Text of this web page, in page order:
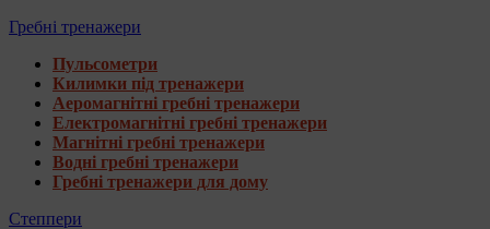
Гребні тренажери
Пульсометри
Килимки під тренажери
Аеромагнітні гребні тренажери
Електромагнітні гребні тренажери
Магнітні гребні тренажери
Водні гребні тренажери
Гребні тренажери для дому
Степпери